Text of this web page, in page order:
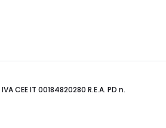
CEE IT 00184820280 R.E.A. PD n.